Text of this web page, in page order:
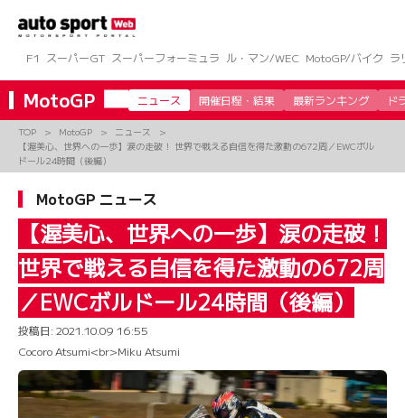
ツ
へ
ス
キ
F1 スーパーGT スーパーフォーミュラ ル・マン/WEC MotoGP/バイク ラ
MotoGP ニュース 開催日程・結果 最新ランキング ド
TOP MotoGP
ニュース
【渥美心、世界への一歩】涙の走破！ 世界で戦える自信を得た激動の672周／EWCボル
ドール24時間（後編）
MotoGP ニュース
【渥美心、世界への一歩】涙の走破！
世界で戦える自信を得た激動の672周
／EWCボルドール24時間（後編）
投稿日: 2021.10.09 16:55
Cocoro Atsumi<br>Miku Atsumi